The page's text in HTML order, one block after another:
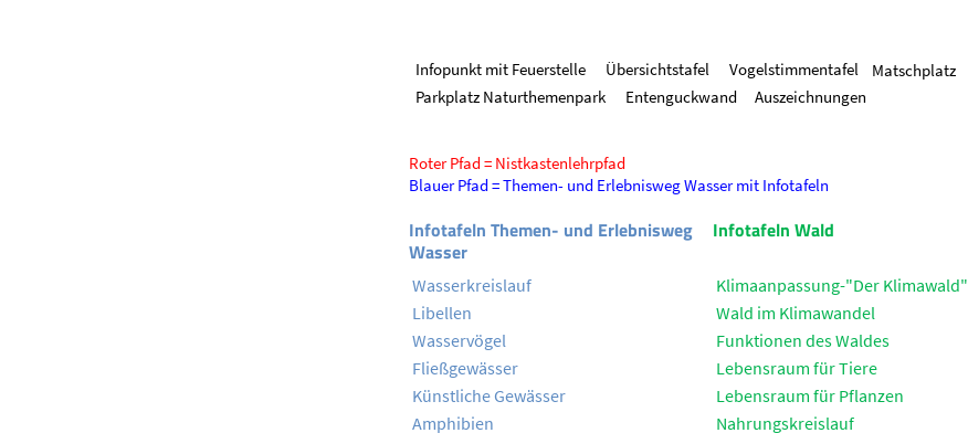
Infopunkt mit Feuerstelle Übersichtstafel Vogelstimmentafel Matschplatz
Parkplatz Naturthemenpark
Entenguckwand Auszeichnungen
Roter Pfad = Nistkastenlehrpfad
Blauer Pfad = Themen- und Erlebnisweg Wasser mit Infotafeln
Infotafeln Themen- und Erlebnisweg
Wasser
Wasserkreislauf
Libellen
Wasservögel
Fließgewässer
Künstliche Gewässer
Amphibien
Infotafeln Wald
Klimaanpassung-"Der Klimawald"
Wald im Klimawandel
Funktionen des Waldes
Lebensraum für Tiere
Lebensraum für Pflanzen
Nahrungskreislauf